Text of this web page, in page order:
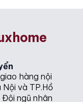
hàng nội
và TP.Hồ
Đội ngũ nhân